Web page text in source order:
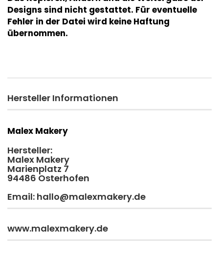
Designs sind nicht gestattet. Für eventuelle
Fehler in der Datei wird keine Haftung
übernommen.
Hersteller Informationen
Malex Makery
Hersteller:
Malex Makery
Marienplatz 7
94486 Osterhofen
Email: hallo@malexmakery.de
www.malexmakery.de